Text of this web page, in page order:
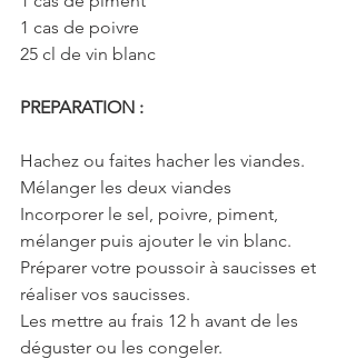
1 cas de poivre
25 cl de vin blanc
PREPARATION :
Hachez ou faites hacher les viandes.
Mélanger les deux viandes
Incorporer le sel, poivre, piment,
mélanger puis ajouter le vin blanc.
Préparer votre poussoir à saucisses et
réaliser vos saucisses.
Les mettre au frais 12 h avant de les
déguster ou les congeler.